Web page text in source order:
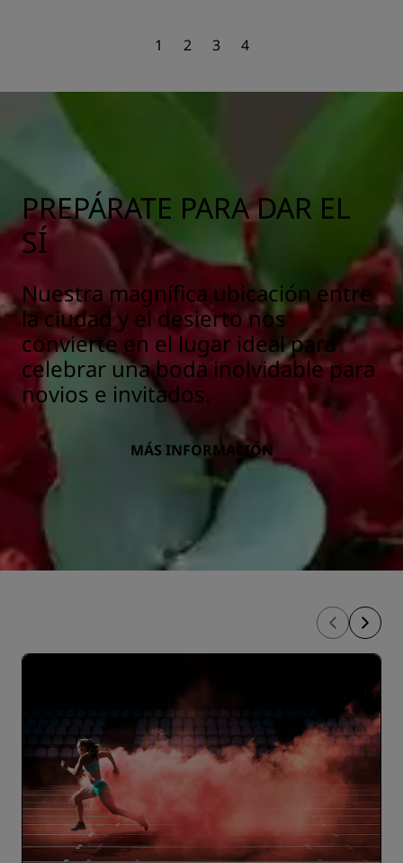
1 2 3 4
PREPÁRATE PARA DAR EL
SÍ
Nuestra magnífica ubicación entre
la ciudad y el desierto nos
convierte en el lugar ideal para
celebrar una boda inolvidable para
novios e invitados.
MÁS INFORMACIÓN